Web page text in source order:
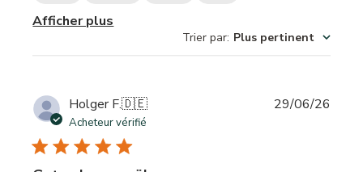
Afficher plus
Trier par: Plus pertinent
Holger F.🇩🇪
Acheteur vérifié
29/06/26